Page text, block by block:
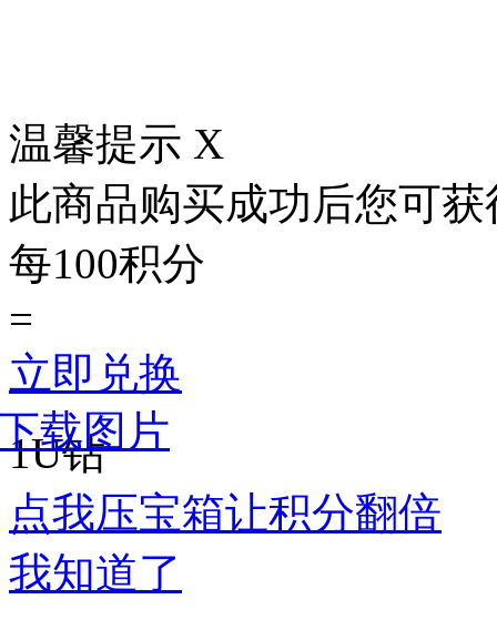
温馨提示 X
此商品购买成功后您可获
每100积分
=
立即兑换
1U钻
点我压宝箱让积分翻倍
我知道了
载图片